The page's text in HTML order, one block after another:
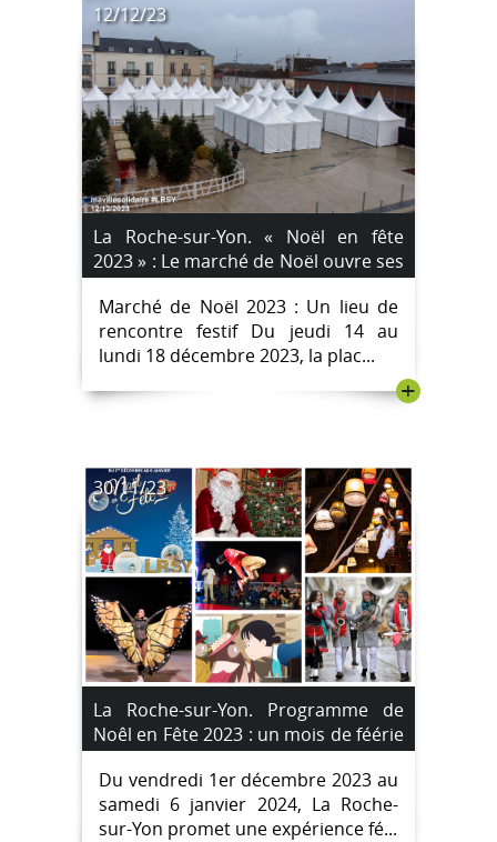
12/12/23
La Roche-sur-Yon. « Noël en fête
2023 » : Le marché de Noël ouvre ses
portes le jeudi 14 décembre.
Marché de Noël 2023 : Un lieu de
rencontre festif Du jeudi 14 au
lundi 18 décembre 2023, la plac...
+
30/11/23
La Roche-sur-Yon. Programme de
Noêl en Fête 2023 : un mois de féérie
avec le festival de Noël.
Du vendredi 1er décembre 2023 au
samedi 6 janvier 2024, La Roche-
sur-Yon promet une expérience fé...